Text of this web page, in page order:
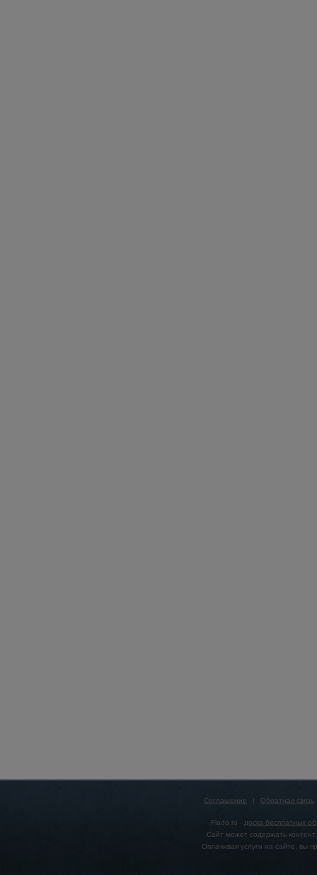
Соглашение | Обратная связь
Flado.ru - доска бесплатных
Сайт может содержать
Оплачивая услуги на сайте, вы